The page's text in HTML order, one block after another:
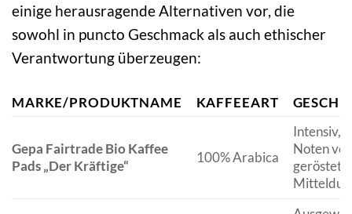
einige herausragende Alternativen vor, die
sowohl in puncto Geschmack als auch ethischer
Verantwortung überzeugen:
MARKE/PRODUKTNAME KAFFEEART
Gepa Fairtrade Bio Kaffee
Pads „Der Kräftige“
100% Arabica
Intensiv,
Noten